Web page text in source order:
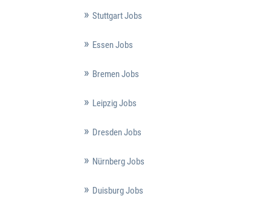
Stuttgart Jobs
Essen Jobs
Bremen Jobs
Leipzig Jobs
Dresden Jobs
Nürnberg Jobs
Duisburg Jobs